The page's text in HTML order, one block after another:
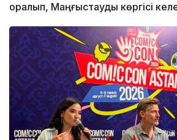
оралып, Маңғыстауды көргісі